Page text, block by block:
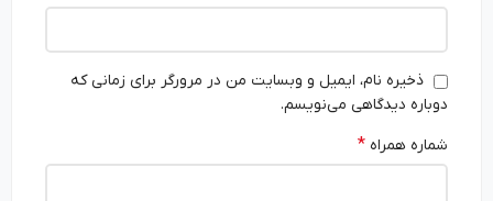
ذخیره نام، ایمیل و وبسایت من در مرورگر برای زمانی که
دوباره دیدگاهی می‌نویسم.
شماره همراه*